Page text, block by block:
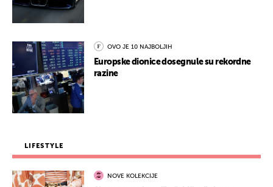
OVO JE 10 NAJBOLJIH
Europske dionice dosegnule su rekordne
razine
LIFESTYLE
NOVE KOLEKCIJE